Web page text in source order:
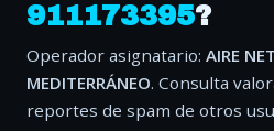
911173395?
Operador asignatario: AIRE
MEDITERRÁNEO. Consulta
reportes de spam de otros